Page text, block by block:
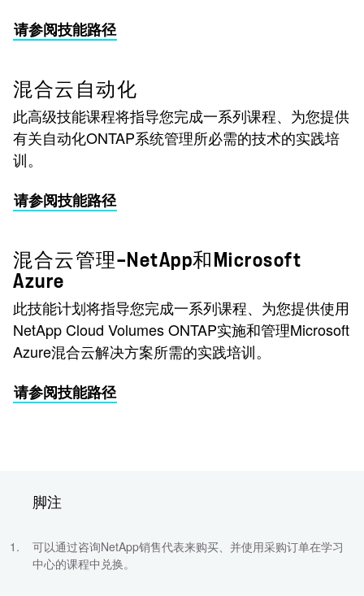
请参阅技能路径
混合云自动化
此高级技能课程将指导您完成一系列课程、为您提供
有关自动化ONTAP系统管理所必需的技术的实践培
训。
请参阅技能路径
混合云管理—NetApp和Microsoft
Azure
此技能计划将指导您完成一系列课程、为您提供使用
NetApp Cloud Volumes ONTAP实施和管理Microsoft
Azure混合云解决方案所需的实践培训。
请参阅技能路径
脚注
可以通过咨询NetApp销售代表来购买、并使用采购订单在学习
中心的课程中兑换。